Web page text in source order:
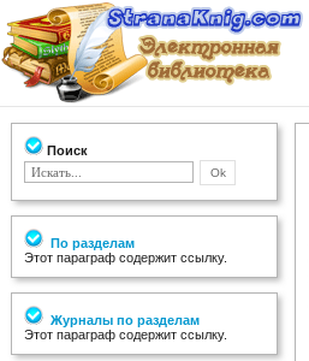
Поиск
По разделам
Этот параграф содержит ссылку.
Журналы по разделам
Этот параграф содержит ссылку.